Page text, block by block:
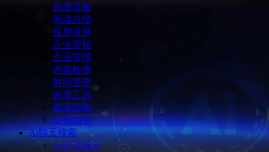
思维导图
阅读总结
投屏录屏
企业营销
企业管理
内容检测
时间管理
效率工具
商业智能
法律助手
Ai聊天搜索
Ai对话聊天